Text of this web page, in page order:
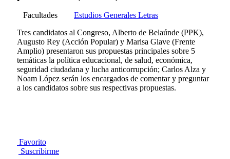
Facultades
Estudios Generales Letras
Tres candidatos al Congreso, Alberto de Belaúnde (PPK),
Augusto Rey (Acción Popular) y Marisa Glave (Frente
Amplio) presentaron sus propuestas principales sobre 5
temáticas la política educacional, de salud, económica,
seguridad ciudadana y lucha anticorrupción; Carlos Alza y
Noam López serán los encargados de comentar y preguntar
a los candidatos sobre sus respectivas propuestas.
Favorito
Suscribirme